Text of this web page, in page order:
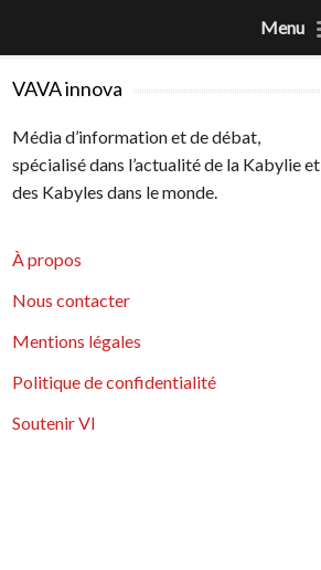
VAVA innova
Média d’information et de débat,
spécialisé dans l’actualité de la Kabylie et
des Kabyles dans le monde.
À propos
Nous contacter
Mentions légales
Politique de confidentialité
Soutenir VI
Menu